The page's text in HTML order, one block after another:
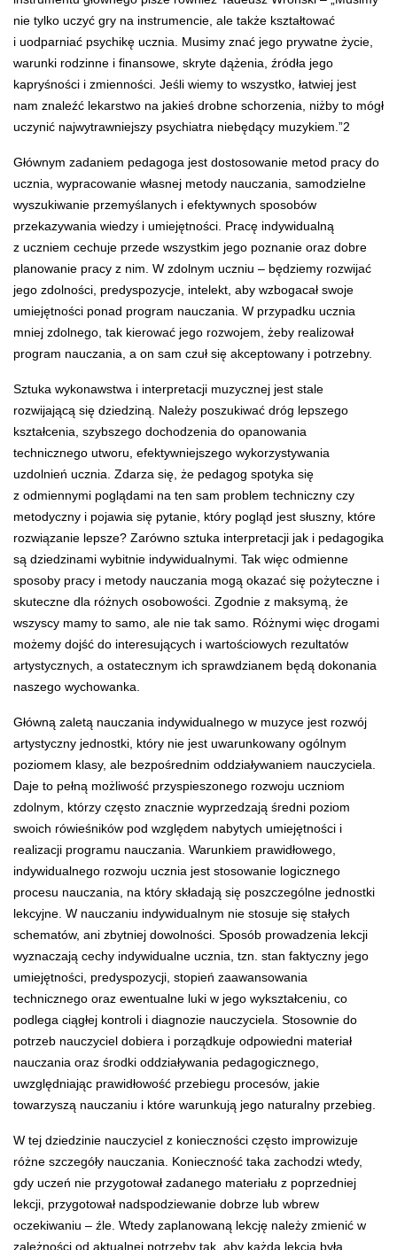
nie tylko uczyć gry na instrumencie, ale także kształtować
i uodparniać psychikę ucznia. Musimy znać jego prywatne życie,
warunki rodzinne i finansowe, skryte dążenia, źródła jego
kapryśności i zmienności. Jeśli wiemy to wszystko, łatwiej jest
nam znaleźć lekarstwo na jakieś drobne schorzenia, niżby to mógł
uczynić najwytrawniejszy psychiatra niebędący muzykiem.”2
Głównym zadaniem pedagoga jest dostosowanie metod pracy do
ucznia, wypracowanie własnej metody nauczania, samodzielne
wyszukiwanie przemyślanych i efektywnych sposobów
przekazywania wiedzy i umiejętności. Pracę indywidualną
z uczniem cechuje przede wszystkim jego poznanie oraz dobre
planowanie pracy z nim. W zdolnym uczniu – będziemy rozwijać
jego zdolności, predyspozycje, intelekt, aby wzbogacał swoje
umiejętności ponad program nauczania. W przypadku ucznia
mniej zdolnego, tak kierować jego rozwojem, żeby realizował
program nauczania, a on sam czuł się akceptowany i potrzebny.
Sztuka wykonawstwa i interpretacji muzycznej jest stale
rozwijającą się dziedziną. Należy poszukiwać dróg lepszego
kształcenia, szybszego dochodzenia do opanowania
technicznego utworu, efektywniejszego wykorzystywania
uzdolnień ucznia. Zdarza się, że pedagog spotyka się
z odmiennymi poglądami na ten sam problem techniczny czy
metodyczny i pojawia się pytanie, który pogląd jest słuszny, które
rozwiązanie lepsze? Zarówno sztuka interpretacji jak i pedagogika
są dziedzinami wybitnie indywidualnymi. Tak więc odmienne
sposoby pracy i metody nauczania mogą okazać się pożyteczne i
skuteczne dla różnych osobowości. Zgodnie z maksymą, że
wszyscy mamy to samo, ale nie tak samo. Różnymi więc drogami
możemy dojść do interesujących i wartościowych rezultatów
artystycznych, a ostatecznym ich sprawdzianem będą dokonania
naszego wychowanka.
Główną zaletą nauczania indywidualnego w muzyce jest rozwój
artystyczny jednostki, który nie jest uwarunkowany ogólnym
poziomem klasy, ale bezpośrednim oddziaływaniem nauczyciela.
Daje to pełną możliwość przyspieszonego rozwoju uczniom
zdolnym, którzy często znacznie wyprzedzają średni poziom
swoich rówieśników pod względem nabytych umiejętności i
realizacji programu nauczania. Warunkiem prawidłowego,
indywidualnego rozwoju ucznia jest stosowanie logicznego
procesu nauczania, na który składają się poszczególne jednostki
lekcyjne. W nauczaniu indywidualnym nie stosuje się stałych
schematów, ani zbytniej dowolności. Sposób prowadzenia lekcji
wyznaczają cechy indywidualne ucznia, tzn. stan faktyczny jego
umiejętności, predyspozycji, stopień zaawansowania
technicznego oraz ewentualne luki w jego wykształceniu, co
podlega ciągłej kontroli i diagnozie nauczyciela. Stosownie do
potrzeb nauczyciel dobiera i porządkuje odpowiedni materiał
nauczania oraz środki oddziaływania pedagogicznego,
uwzględniając prawidłowość przebiegu procesów, jakie
towarzyszą nauczaniu i które warunkują jego naturalny przebieg.
W tej dziedzinie nauczyciel z konieczności często improwizuje
różne szczegóły nauczania. Konieczność taka zachodzi wtedy,
gdy uczeń nie przygotował zadanego materiału z poprzedniej
lekcji, przygotował nadspodziewanie dobrze lub wbrew
oczekiwaniu – źle. Wtedy zaplanowaną lekcję należy zmienić w
zależności od aktualnej potrzeby tak, aby każda lekcja była